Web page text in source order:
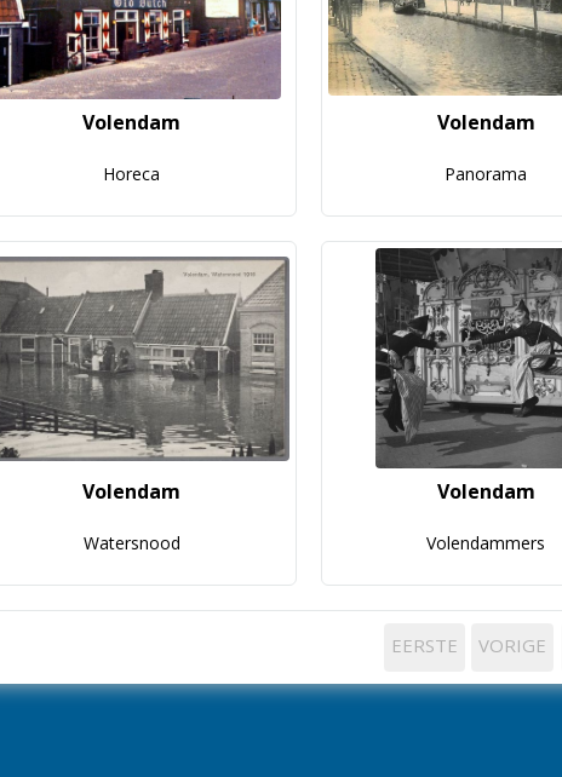
Volendam
Horeca
Volendam
Panorama
Volendam
Watersnood
Volendam
Volendammers
EERSTE VORIGE